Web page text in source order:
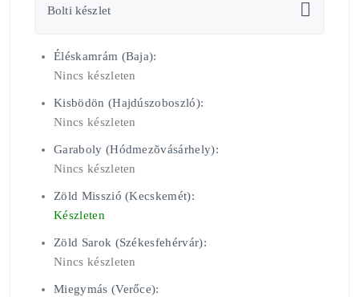
Bolti készlet
Éléskamrám (Baja):
Nincs készleten
Kisbödön (Hajdúszoboszló):
Nincs készleten
Garaboly (Hódmezõvásárhely):
Nincs készleten
Zöld Misszió (Kecskemét):
Készleten
Zöld Sarok (Székesfehérvár):
Nincs készleten
Miegymás (Verőce):